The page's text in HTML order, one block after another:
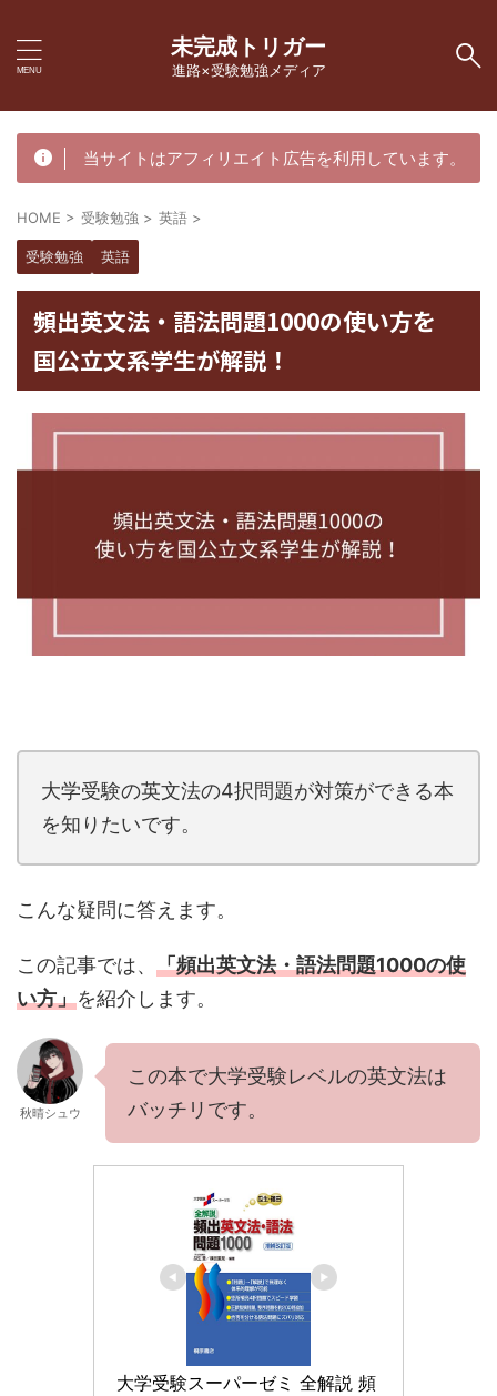
未完成トリガー
進路×受験勉強メディア
当サイトはアフィリエイト広告を利用しています。
HOME > 受験勉強 > 英語 >
受験勉強 英語
頻出英文法・語法問題1000の使い方を
国公立文系学生が解説！
大学受験の英文法の4択問題が対策ができる本
を知りたいです。
こんな疑問に答えます。
この記事では、 「頻出英文法・語法問題1000の使
い方」を紹介します。
秋晴シュウ
この本で大学受験レベルの英文法は
バッチリです。
大学受験スーパーゼミ 全解説 頻